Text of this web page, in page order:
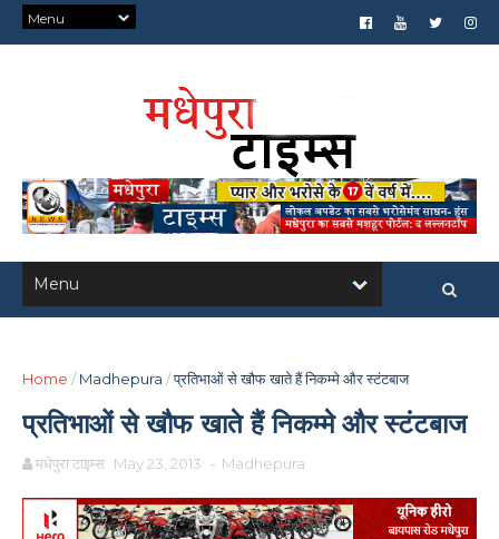
Home / Madhepura /प्रतिभाओं से खौफ खाते हैं निकम्मे और स्टंटबाज
प्रतिभाओं से खौफ खाते हैं निकम्मे और स्टंटबाज
मधेपुरा टाइम्स May 23, 2013 - Madhepura